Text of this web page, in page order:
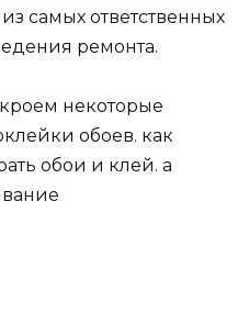
самых ответственных
ремонта.
некоторые
обоев. как
обои и клей. а